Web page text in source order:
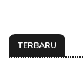
TERBARU